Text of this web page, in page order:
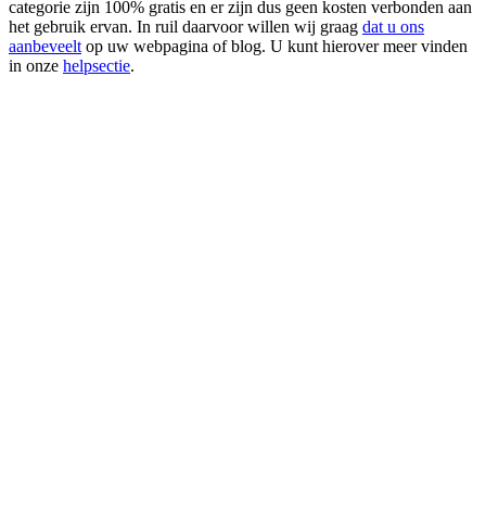
categorie zijn 100% gratis en er zijn dus geen kosten verbonden aan
het gebruik ervan. In ruil daarvoor willen wij graag dat u ons
aanbeveelt op uw webpagina of blog. U kunt hierover meer vinden
in onze helpsectie.